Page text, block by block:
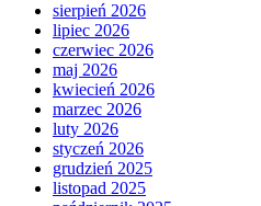
sierpień 2026
lipiec 2026
czerwiec 2026
maj 2026
kwiecień 2026
marzec 2026
luty 2026
styczeń 2026
grudzień 2025
listopad 2025